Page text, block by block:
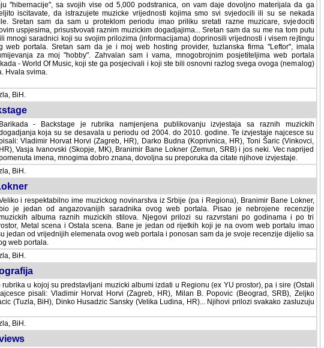
"hibernacije", sa svojih vise od 5,000 podstranica, on vam daje dovoljno materijala da ga
iscitavate, da istrazujete muzicke vrijednosti kojima smo svi svjedocili ili su se nekada desile.
sam da sam u proteklom periodu imao priliku sretati razne muzicare, svjedociti njihovim
prisustvovati raznim muzickim dogadjajima... Sretan sam da su me na tom putu pratili
saradnici koji su svojim prilozima (informacijama) doprinosili vrijednosti i visem rejtingu ovog
portala. Sretan sam da je i moj web hosting provider, tuzlanska firma "Leftor", imala
za moj "hobby". Zahvalan sam i vama, mnogobrojnim posjetiteljima web portala
- World Of Music, koji ste ga posjecivali i koji ste bili osnovni razlog svega ovoga (nemalog)
Hvala svima.
BiH.
Barikada - Backstage je rubrika namjenjena publikovanju izvjestaja sa raznih muzickih
koja su se desavala u periodu od 2004. do 2010. godine. Te izvjestaje najcesce su
Vladimir Horvat Horvi (Zagreb, HR), Darko Budna (Koprivnica, HR), Toni Šaric (Vinkovci,
HR), Vasja Ivanovski (Skopje, MK), Branimir Bane Lokner (Zemun, SRB) i jos neki. Vec naprijed
imena, mnogima dobro znana, dovoljna su preporuka da citate njihove izvjestaje.
BiH.
i respektabilno ime muzickog novinarstva iz Srbije (pa i Regiona), Branimir Bane Lokner,
bio je jedan od angazovanijih saradnika ovog web portala. Pisao je nebrojene recenzije muzickih
raznih muzickih stilova. Njegovi prilozi su razvrstani po godinama i po tri osnovne
scena i Ostala scena. Bane je jedan od rijetkih koji je na ovom web portalu imao svoju rubriku.
elemenata ovog web portala i ponosan sam da je svoje recenzije dijelio sa svima vama,
BiH.
rubrika u kojoj su predstavljani muzicki albumi izdati u Regionu (ex YU prostor), pa i sire (Ostali
pisali: Vladimir Horvat Horvi (Zagreb, HR), Milan B. Popovic (Beograd, SRB), Zeljko Milovic
BiH), Dinko Husadzic Sansky (Velika Ludina, HR)... Njihovi prilozi svakako zasluzuju da se
BiH.